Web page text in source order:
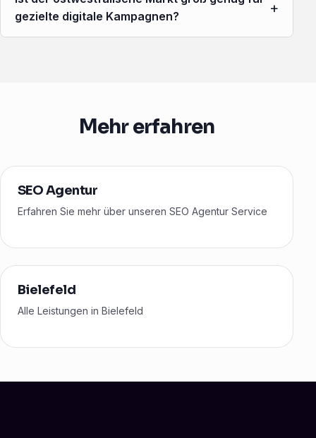
gezielte digitale Kampagnen?
+
Mehr erfahren
SEO Agentur
Erfahren Sie mehr über unseren SEO Agentur Service
Bielefeld
Alle Leistungen in Bielefeld